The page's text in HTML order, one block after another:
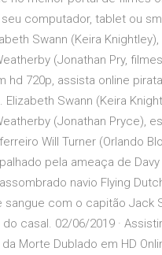
computador, tablet ou
Swann (Keira
(Jonathan Pry,
hd 720p, assista online
Elizabeth Swann (Keira
(Jonathan Pryce),
Will Turner (Orlando
pela ameaça de Davy
navio Flying
sangue com o capitão Jack
casal. 02/06/2019 ·
da Morte Dublado em HD